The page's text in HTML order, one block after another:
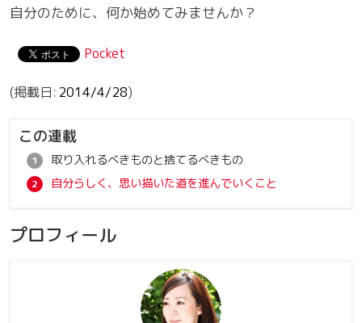
自分のために、何か始めてみませんか？
Pocket
2014/4/28
この連載
取り入れるべきものと捨てるべきもの
自分らしく、思い描いた道を進んでいくこと
プロフィール